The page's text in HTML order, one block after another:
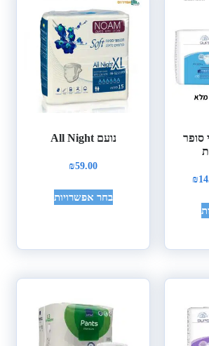
סופר
₪
נועם All Night
₪59.00
בחר אפשרויות